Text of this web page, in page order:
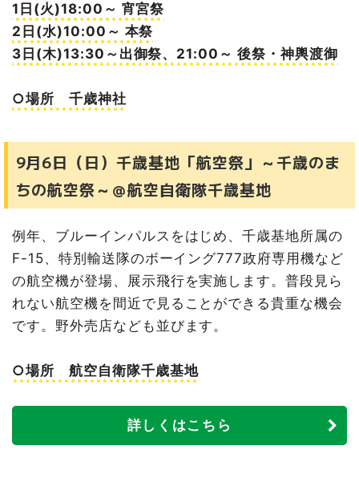
1日(火)18:00～ 宵宮祭
2日(水)10:00～ 本祭
3日(木)13:30～出御祭、21:00～ 後祭・神輿渡御
○場所 千歳神社
9月6日（日）千歳基地「航空祭」～千歳のま
ちの航空祭～＠航空自衛隊千歳基地
例年、ブルーインパルスをはじめ、千歳基地所属の
F-15、特別輸送隊のボーイング777政府専用機など
の航空機が登場、展示飛行を実施します。普段見ら
れない航空機を間近で見ることができる貴重な機会
です。野外売店なども並びます。
○場所 航空自衛隊千歳基地
詳しくはこちら